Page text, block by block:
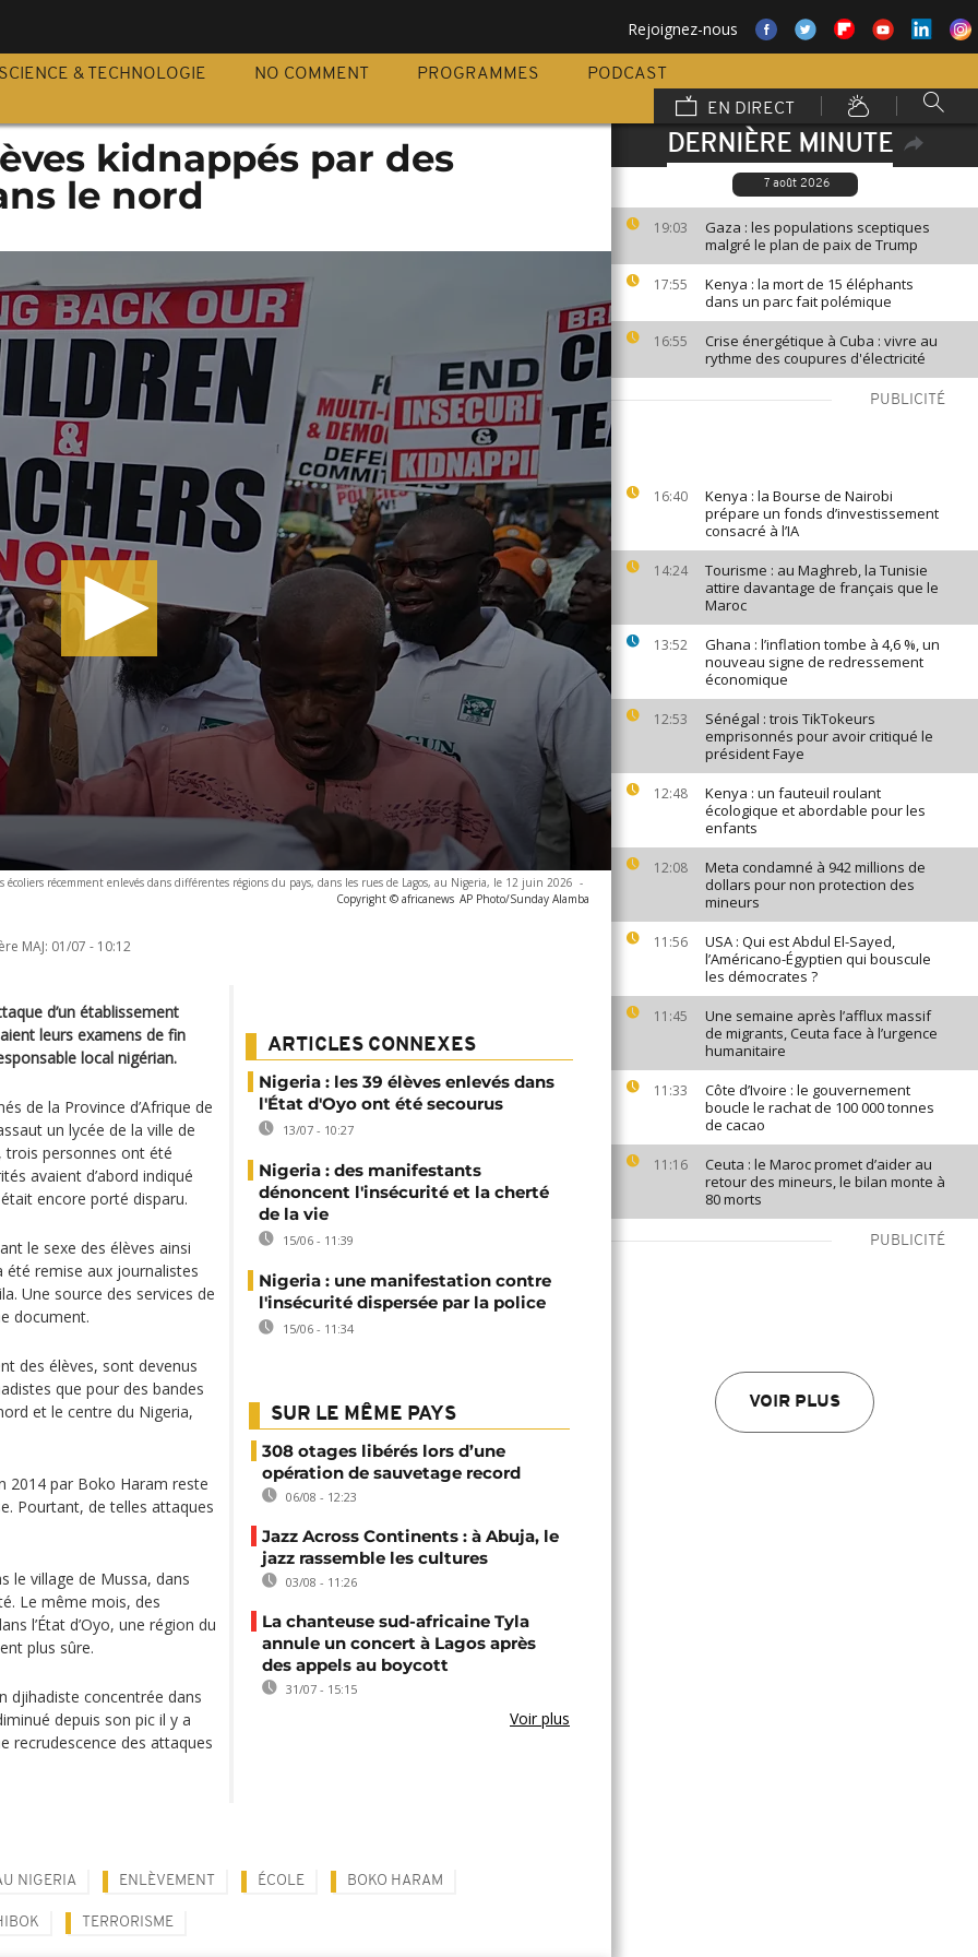
Rejoignez-nous
SCIENCE & TECHNOLOGIE NO COMMENT PROGRAMMES
PODCAST
EN DIRECT
DERNIÈRE MINUTE
7 août 2026
19:03
Gaza : les populations sceptiques
malgré le plan de paix de Trump
17:55
Kenya : la mort de 15 éléphants
dans un parc fait polémique
16:55
Crise énergétique à Cuba : vivre au
rythme des coupures d'électricité
PUBLICITÉ
16:40
Kenya : la Bourse de Nairobi
prépare un fonds d’investissement
consacré à l’IA
14:24
Tourisme : au Maghreb, la Tunisie
attire davantage de français que le
Maroc
13:52
Ghana : l’inflation tombe à 4,6 %, un
nouveau signe de redressement
économique
12:53
Sénégal : trois TikTokeurs
emprisonnés pour avoir critiqué le
président Faye
12:48
Kenya : un fauteuil roulant
écologique et abordable pour les
enfants
12:08
Meta condamné à 942 millions de
dollars pour non protection des
mineurs
11:56
USA : Qui est Abdul El-Sayed,
l’Américano-Égyptien qui bouscule
les démocrates ?
11:45
Une semaine après l’afflux massif
de migrants, Ceuta face à l’urgence
humanitaire
11:33
Côte d’Ivoire : le gouvernement
boucle le rachat de 100 000 tonnes
de cacao
11:16
Ceuta : le Maroc promet d’aider au
retour des mineurs, le bilan monte à
80 morts
PUBLICITÉ
VOIR PLUS
kidnappés par des
le nord
récemment enlevés dans différentes régions du pays, dans les rues de Lagos, au Nigeria, le 12 juin 2026 -
Copyright © africanews AP Photo/Sunday Alamba
MAJ: 01/07 - 10:12
d’un établissement
leurs examens de fin
local nigérian.
de la Province d’Afrique de
un lycée de la ville de
trois personnes ont été
avaient d’abord indiqué
encore porté disparu.
le sexe des élèves ainsi
été remise aux journalistes
Une source des services de
document.
des élèves, sont devenus
que pour des bandes
et le centre du Nigeria,
2014 par Boko Haram reste
Pourtant, de telles attaques
le village de Mussa, dans
Le même mois, des
l’État d’Oyo, une région du
plus sûre.
djihadiste concentrée dans
depuis son pic il y a
recrudescence des attaques
ARTICLES CONNEXES
Nigeria : les 39 élèves enlevés dans
l'État d'Oyo ont été secourus
13/07 - 10:27
Nigeria : des manifestants
dénoncent l'insécurité et la cherté
de la vie
15/06 - 11:39
Nigeria : une manifestation contre
l'insécurité dispersée par la police
15/06 - 11:34
SUR LE MÊME PAYS
308 otages libérés lors d’une
opération de sauvetage record
06/08 - 12:23
Jazz Across Continents : à Abuja, le
jazz rassemble les cultures
03/08 - 11:26
La chanteuse sud-africaine Tyla
annule un concert à Lagos après
des appels au boycott
31/07 - 15:15
Voir plus
NIGERIA ENLÈVEMENT ÉCOLE BOKO HARAM
TERRORISME